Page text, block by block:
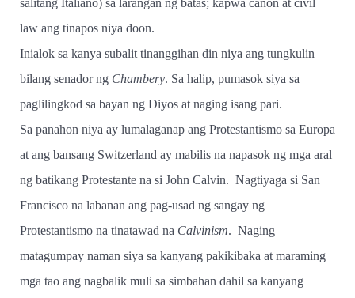
salitang Italiano) sa larangan ng batas; kapwa canon at civil
law ang tinapos niya doon.
Inialok sa kanya subalit tinanggihan din niya ang tungkulin
bilang senador ng Chambery. Sa halip, pumasok siya sa
paglilingkod sa bayan ng Diyos at naging isang pari.
Sa panahon niya ay lumalaganap ang Protestantismo sa Europa
at ang bansang Switzerland ay mabilis na napasok ng mga aral
ng batikang Protestante na si John Calvin. Nagtiyaga si San
Francisco na labanan ang pag-usad ng sangay ng
Protestantismo na tinatawad na Calvinism. Naging
matagumpay naman siya sa kanyang pakikibaka at maraming
mga tao ang nagbalik muli sa simbahan dahil sa kanyang